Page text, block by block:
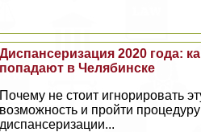
Диспансеризация 2020 года:
попадают в Челябинске
Почему не стоит игнорировать
возможность и пройти процедуру
диспансеризации...